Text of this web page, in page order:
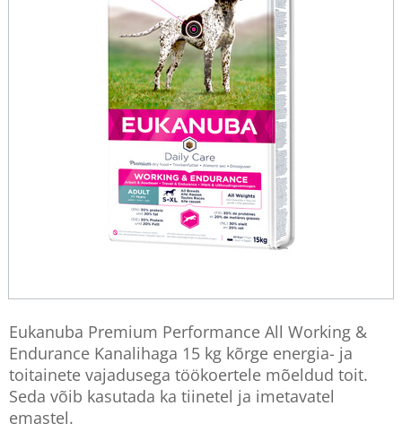
Eukanuba Premium Performance All Working &
Endurance Kanalihaga 15 kg kõrge energia- ja
toitainete vajadusega töökoertele mõeldud toit.
Seda võib kasutada ka tiinetel ja imetavatel
emastel.